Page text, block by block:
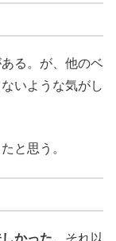
る。が、他のベ
いような気がし
と思う。